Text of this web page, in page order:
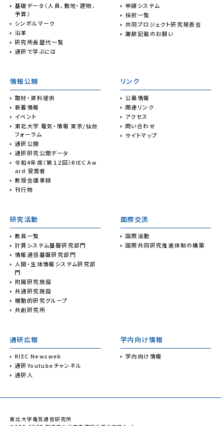
基礎データ（人員、敷地・建物、
予算）
シンボルマーク
沿革
研究所長歴代一覧
通研で学ぶには
申請システム
採択一覧
共同プロジェクト研究発表会
謝辞記載のお願い
情報公開
取材・資料提供
新着情報
イベント
東北大学 電気・情報 東京/仙台
フォーラム
通研公開
通研研究公開データ
令和4年度（第１２回）RIEC Aw
ard 受賞者
教授会議事録
刊行物
リンク
公募情報
関連リンク
アクセス
問い合わせ
サイトマップ
研究活動
教員一覧
計算システム基盤研究部門
情報通信基盤研究部門
人間・生体情報システム研究部
門
附属研究施設
共通研究施設
機動的研究グループ
共創研究所
国際交流
国際活動
国際共同研究推進体制の構築
通研広報
RIEC Newsweb
通研Youtubeチャンネル
通研人
学内向け情報
学内向け情報
東北大学電気通信研究所